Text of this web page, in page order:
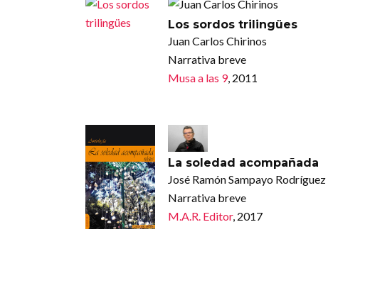
Los sordos trilingües
Juan Carlos Chirinos
Narrativa breve
Musa a las 9, 2011
La soledad acompañada
José Ramón Sampayo Rodríguez
Narrativa breve
M.A.R. Editor, 2017